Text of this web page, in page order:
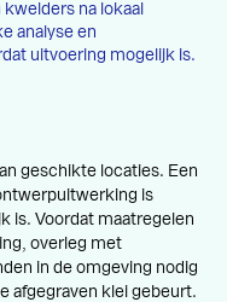
na lokaal
analyse en
uitvoering mogelijk is.
geschikte locaties. Een
is
is. Voordat maatregelen
overleg met
in de omgeving nodig
afgegraven klei gebeurt.